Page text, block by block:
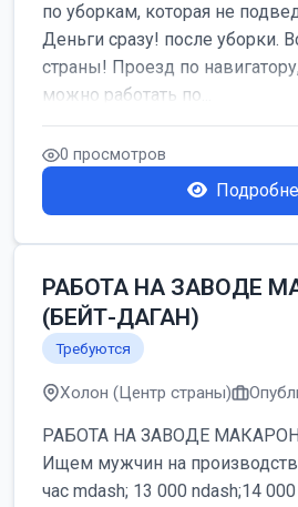
по уборкам, которая не
Деньги сразу! после уборки.
страны! Проезд по
можно работать по...
0 просмотров
РАБОТА НА ЗАВОДЕ
(БЕЙТ-ДАГАН)
Требуются
Холон (Центр страны)
РАБОТА НА ЗАВОДЕ
Ищем мужчин на
час mdash; 13 000 ndash;14